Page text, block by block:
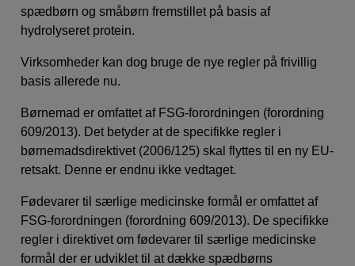
spædbørn og småbørn fremstillet på basis af
hydrolyseret protein.
Virksomheder kan dog bruge de nye regler på frivillig
basis allerede nu.
Børnemad er omfattet af FSG-forordningen (forordning
609/2013). Det betyder at de specifikke regler i
børnemadsdirektivet (2006/125) skal flyttes til en ny EU-
retsakt. Denne er endnu ikke vedtaget.
Fødevarer til særlige medicinske formål er omfattet af
FSG-forordningen (forordning 609/2013). De specifikke
regler i direktivet om fødevarer til særlige medicinske
formål der er udviklet til at dække spædbørns